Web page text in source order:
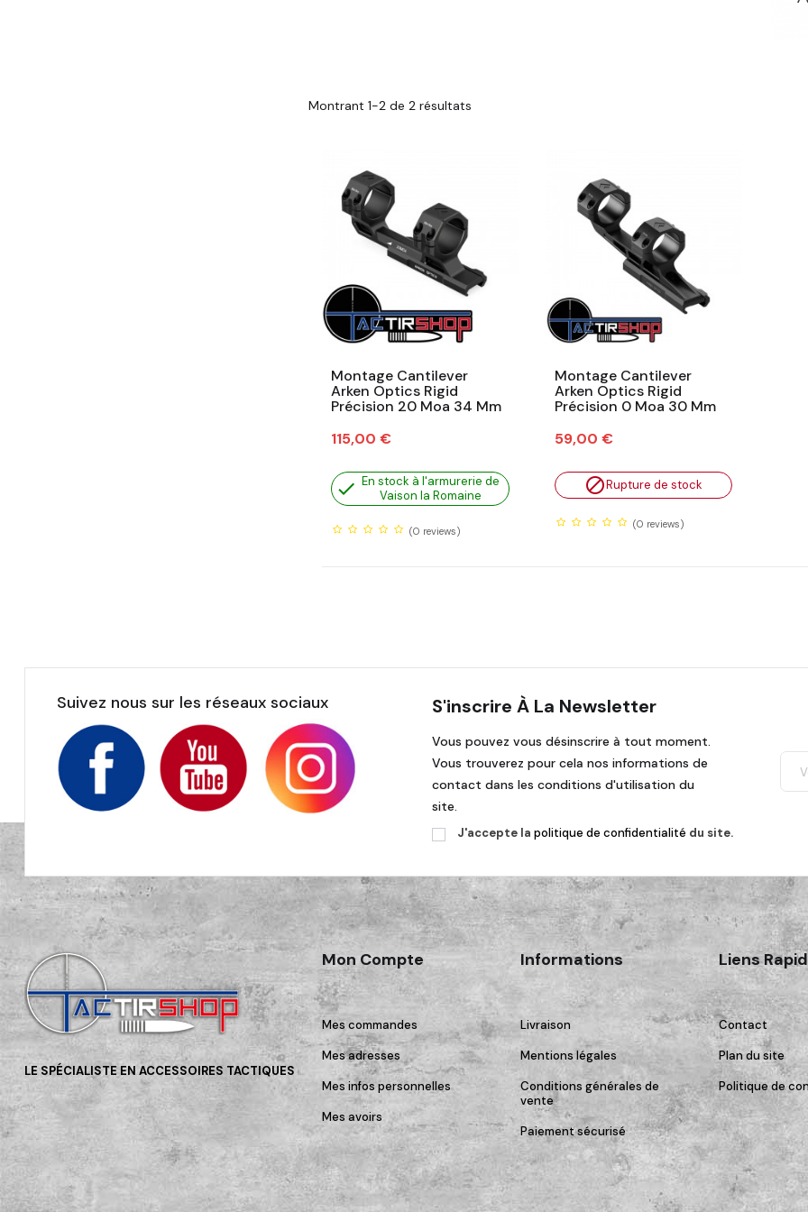
Montrant 1-2 de 2 résultats
Montage Cantilever
Arken Optics Rigid
Précision 20 Moa 34 Mm
Prix
115,00 €
 En stock à l'armurerie de
Vaison la Romaine
(0 reviews)
Montage Cantilever
Arken Optics Rigid
Précision 0 Moa 30 Mm
Prix
59,00 €
Rupture de stock
(0 reviews)
Suivez nous sur les réseaux sociaux S'inscrire À La Newsletter
Vous pouvez vous désinscrire à tout moment.
Vous trouverez pour cela nos informations de
contact dans les conditions d'utilisation du
site.
J'accepte la politique de confidentialité du site.
LE SPÉCIALISTE EN ACCESSOIRES TACTIQUES
Mon Compte
Mes commandes
Mes adresses
Mes infos personnelles
Mes avoirs
Informations
Livraison
Mentions légales
Conditions générales de
vente
Paiement sécurisé
Liens
Contact
Plan du site
Politique de